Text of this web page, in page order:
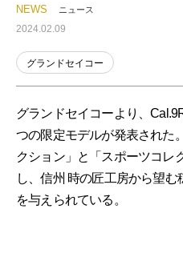
NEWS ニュース
2024.02.09
グランドセイコー
グランドセイコーより、
つの限定モデルが発表された
クション」と「スポーツコレ
し、信州 時の匠工房から望
を与えられている。